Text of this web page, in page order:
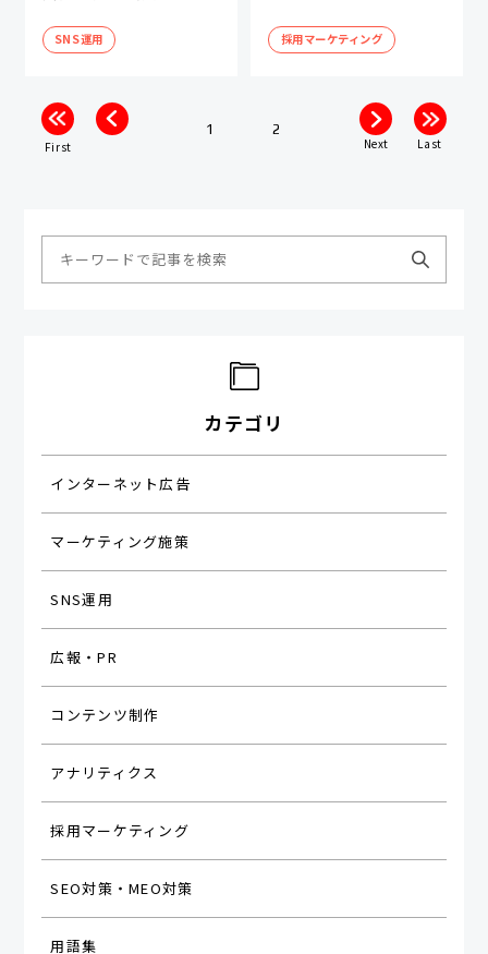
SNS運用 採用マーケティング
First
1
2
Next
Last
カテゴリ
インターネット広告
マーケティング施策
SNS運用
広報・PR
コンテンツ制作
アナリティクス
採用マーケティング
SEO対策・MEO対策
用語集